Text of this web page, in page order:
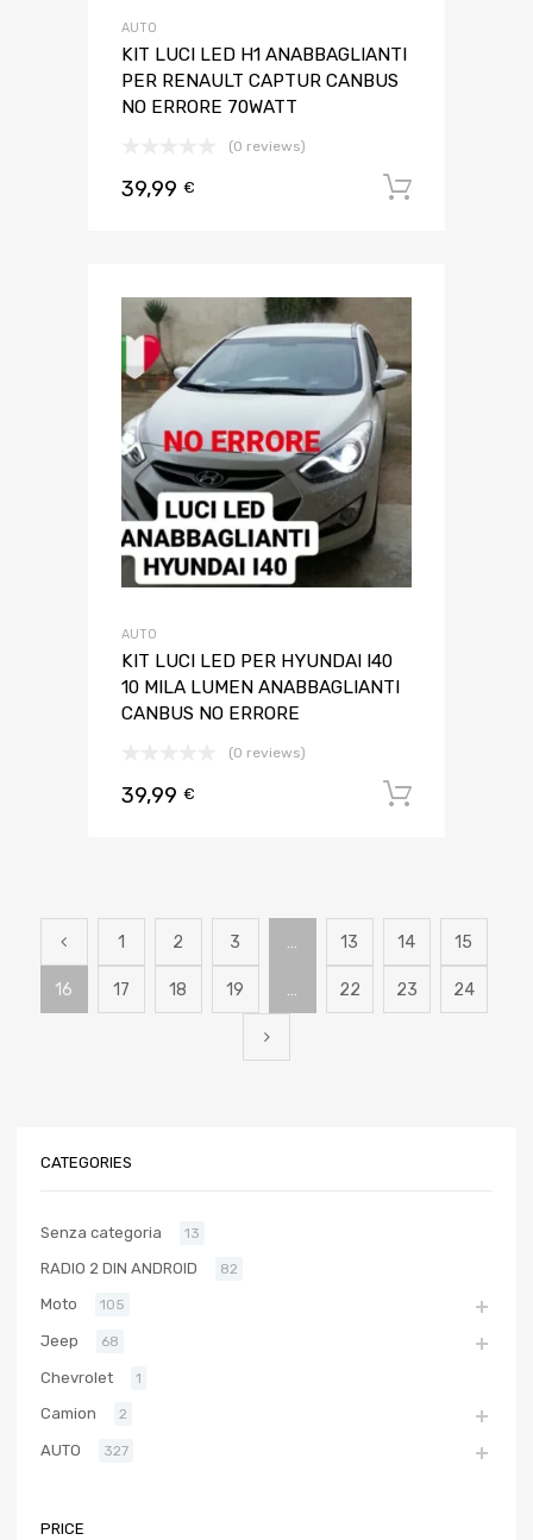
AUTO
KIT LUCI LED H1 ANABBAGLIANTI
PER RENAULT CAPTUR CANBUS
NO ERRORE 70WATT
(0 reviews)
39,99 €
AUTO
KIT LUCI LED PER HYUNDAI I40
10 MILA LUMEN ANABBAGLIANTI
CANBUS NO ERRORE
(0 reviews)
39,99 €
1 2 3 … 13 14 15
16 17 18 19 … 22 23 24
CATEGORIES
Senza categoria 13
RADIO 2 DIN ANDROID 82
Moto 105
Jeep 68
Chevrolet 1
Camion 2
AUTO 327
PRICE